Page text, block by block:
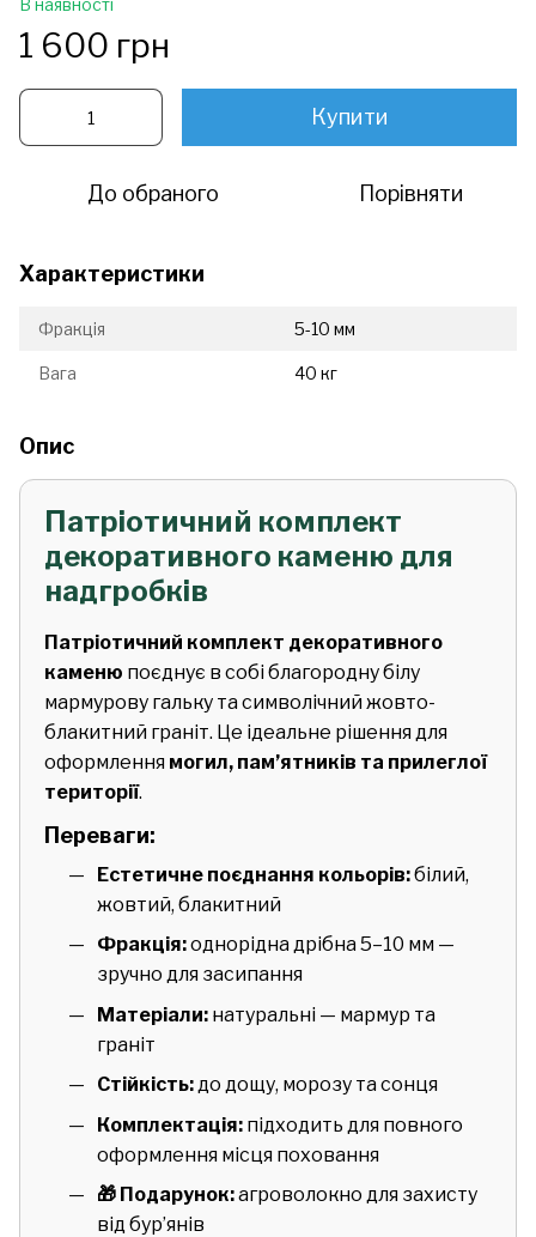
В наявності
1 600 грн
Купити
До обраного Порівняти
Характеристики
Фракція 5-10 мм
Вага 40 кг
Опис
Патріотичний комплект
декоративного каменю для
надгробків
Патріотичний комплект декоративного
каменю поєднує в собі благородну білу
мармурову гальку та символічний жовто-
блакитний граніт. Це ідеальне рішення для
оформлення могил, пам’ятників та прилеглої
території.
Переваги:
Естетичне поєднання кольорів:білий,
жовтий, блакитний
Фракція:однорідна дрібна 5–10 мм —
зручно для засипання
Матеріали: натуральні — мармур та
граніт
Стійкість:до дощу, морозу та сонця
Комплектація: підходить для повного
оформлення місця поховання
🎁 Подарунок:агроволокно для захисту
від бур’янів